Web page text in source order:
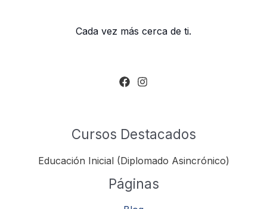
Cada vez más cerca de ti.
Cursos Destacados
Educación Inicial (Diplomado Asincrónico)
Páginas